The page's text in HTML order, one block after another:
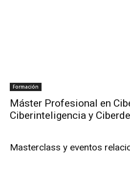
Formación
Máster Profesional en
Ciberinteligencia y
Masterclass y eventos